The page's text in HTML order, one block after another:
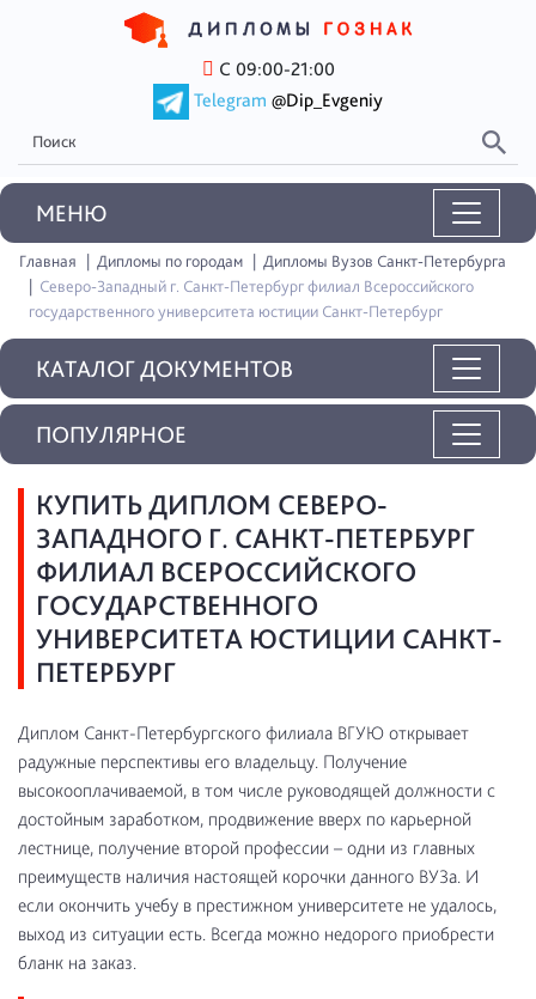
С 09:00-21:00
Telegram @Dip_Evgeniy
MEНЮ
Главная Дипломы по городам
Дипломы Вузов Санкт-Петербурга
Северо-Западный г. Санкт-Петербург филиал Всероссийского
государственного университета юстиции Санкт-Петербург
КАТАЛОГ ДОКУМЕНТОВ
КУПИТЬ ДИПЛОМ СЕВЕРО-
ЗАПАДНОГО Г. САНКТ-ПЕТЕРБУРГ
ФИЛИАЛ ВСЕРОССИЙСКОГО
ГОСУДАРСТВЕННОГО
УНИВЕРСИТЕТА ЮСТИЦИИ САНКТ-
ПЕТЕРБУРГ
Диплом Санкт-Петербургского филиала ВГУЮ открывает
радужные перспективы его владельцу. Получение
высокооплачиваемой, в том числе руководящей должности с
достойным заработком, продвижение вверх по карьерной
лестнице, получение второй профессии – одни из главных
преимуществ наличия настоящей корочки данного ВУЗа. И
если окончить учебу в престижном университете не удалось,
выход из ситуации есть. Всегда можно недорого приобрести
бланк на заказ.
ПОПУЛЯРНОЕ